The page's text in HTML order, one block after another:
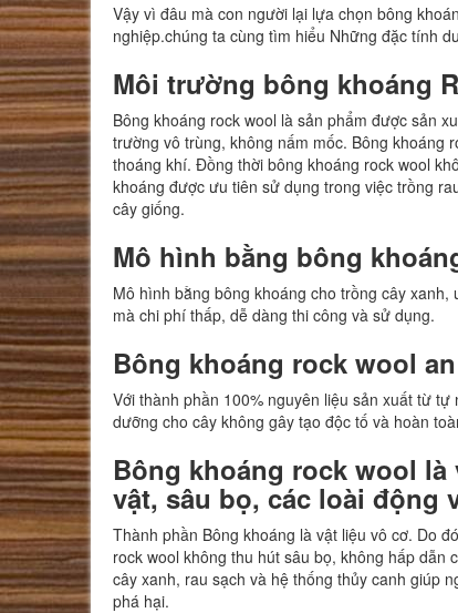
Vậy vì đâu mà con người lại lựa chọn bông
nghiệp.chúng ta cùng tìm hiểu Những đặc tính
Môi trường bông khoáng
Bông khoáng rock wool là sản phẩm được sản
trường vô trùng, không nấm mốc. Bông khoáng
thoáng khí. Đồng thời bông khoáng rock wool
khoáng được ưu tiên sử dụng trong việc trồng
cây giống.
Mô hình bằng bông
Mô hình bằng bông khoáng cho trồng cây
mà chi phí thấp, dễ dàng thi công và sử dụng.
Bông khoáng rock wool
Với thành phần 100% nguyên liệu sản xuất từ
dưỡng cho cây không gây tạo độc tố và hoàn
Bông khoáng rock wool là
vật, sâu bọ, các loài động
Thành phần Bông khoáng là vật liệu vô cơ. Do
rock wool không thu hút sâu bọ, không hấp
cây xanh, rau sạch và hệ thống thủy canh giúp
phá hại.